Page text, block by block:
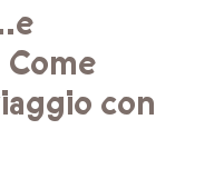
Come
con